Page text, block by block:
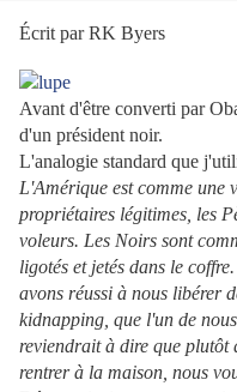
Écrit par RK Byers
Avant d'être converti par
d'un président noir.
L'analogie standard que
L'Amérique est comme une
propriétaires légitimes, les
voleurs. Les Noirs sont
ligotés et jetés dans le
avons réussi à nous libérer
kidnapping, que l'un de
reviendrait à dire que plutôt
rentrer à la maison, nous